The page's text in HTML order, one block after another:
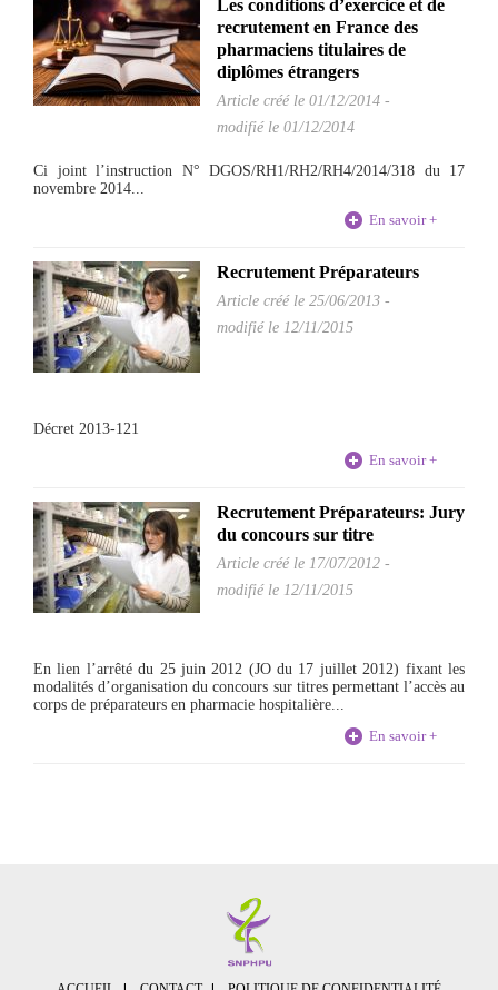
Les conditions d’exercice et de
recrutement en France des
pharmaciens titulaires de
diplômes étrangers
Article créé le 01/12/2014 -
modifié le 01/12/2014
Ci joint l’instruction N° DGOS/RH1/RH2/RH4/2014/318 du 17
novembre 2014...
En savoir +
Recrutement Préparateurs
Article créé le 25/06/2013 -
modifié le 12/11/2015
Décret 2013-121
En savoir +
Recrutement Préparateurs: Jury
du concours sur titre
Article créé le 17/07/2012 -
modifié le 12/11/2015
En lien l’arrêté du 25 juin 2012 (JO du 17 juillet 2012) fixant les
modalités d’organisation du concours sur titres permettant l’accès au
corps de préparateurs en pharmacie hospitalière...
En savoir +